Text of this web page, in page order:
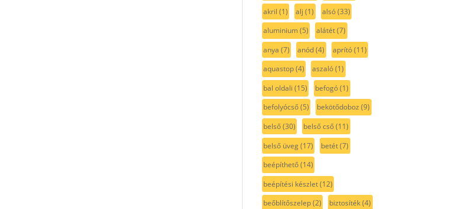
akril (1) alj (1) alsó(33)
aluminium(5) alátét(7)
anya (7) anód(4) aprító(11)
aquastop(4) aszaló(1)
bal oldali (15) befogó(1)
befolyócső(5) bekötődoboz (9)
belső(30) belső cső(11)
belső üveg(17) betét(7)
beépíthető(14)
beépítési készlet(12)
beőblítőszelep(2) biztosíték(4)